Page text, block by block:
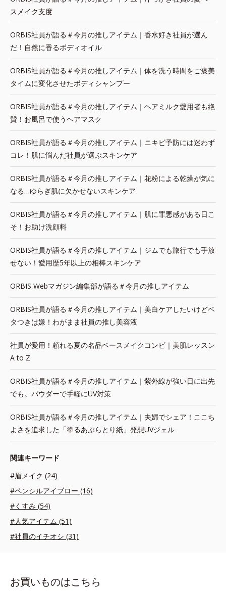
スメイク支度
ORBIS社員が語る＃今月の推しアイテム｜香水好き社員が選ん
だ！自然に香るボディオイル
ORBIS社員が語る＃今月の推しアイテム｜体を洗う時間をご褒美
タイムに変化させたボディシャンプー
ORBIS社員が語る＃今月の推しアイテム｜ヘアミルク愛用者も絶
賛！お風呂で使うヘアマスク
ORBIS社員が語る＃今月の推しアイテム｜ニキビ予防には迷わず
コレ！肌に悩んだ社員が選ぶスキンケア
ORBIS社員が語る＃今月の推しアイテム｜花粉による乾燥が気に
なる…ゆらぎ肌に欠かせないスキンケア
ORBIS社員が語る＃今月の推しアイテム｜肌に罪悪感がある日こ
そ！お助け洗顔料
ORBIS社員が語る＃今月の推しアイテム｜ジムでも旅行でも手放
せない！愛用歴5年以上の相棒スキンケア
ORBIS Webマガジン編集部が語る＃今月の推しアイテム
ORBIS社員が語る＃今月の推しアイテム｜美白ケアしたいけどベ
タつきは嫌！わがまま社員の推し美容液
社員が愛用！頼れる夏の名品ベースメイクコンビ｜美肌レッスン
A to Z
ORBIS社員が語る＃今月の推しアイテム｜紫外線が強い日に出先
でも。パウダーで手軽にUV対策
ORBIS社員が語る＃今月の推しアイテム｜夫婦でシェア！ここち
よさを追求した「塗るあぶらとり紙」発想UVジェル
関連キーワード
#眉メイク (24)
#ペンシルアイブロー (16)
#くすみ (54)
#人気アイテム (51)
#社員のイチオシ (31)
お買いものはこちら